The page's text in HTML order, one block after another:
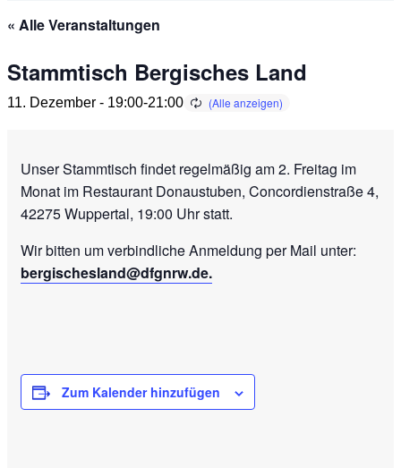
« Alle Veranstaltungen
Stammtisch Bergisches Land
11. Dezember - 19:00-21:00
Unser Stammtisch findet regelmäßig am 2. Freitag im
Monat im Restaurant Donaustuben, Concordienstraße 4,
42275 Wuppertal, 19:00 Uhr statt.
Wir bitten um verbindliche Anmeldung per Mail unter:
bergischesland@dfgnrw.de.
Zum Kalender hinzufügen